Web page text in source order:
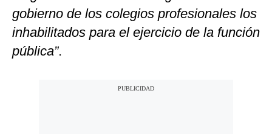
gobierno de los colegios profesionales los
inhabilitados para el ejercicio de la función
pública”.